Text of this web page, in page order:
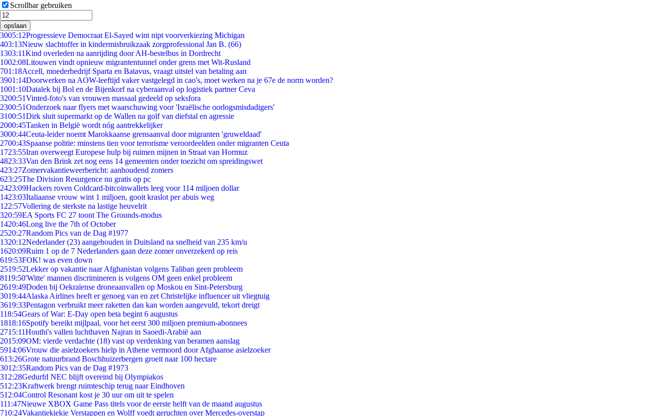
Scrollbar gebruiken
opslaan
3005:12Progressieve Democraat El-Sayed wint nipt voorverkiezing Michigan
403:13Nieuw slachtoffer in kindermisbruikzaak zorgprofessional Jan B. (66)
1303:11Kind overleden na aanrijding door AH-bestelbus in Dordrecht
1002:08Litouwen vindt opnieuw migrantentunnel onder grens met Wit-Rusland
701:18Accell, moederbedrijf Sparta en Batavus, vraagt uitstel van betaling aan
3901:14Doorwerken na AOW-leeftijd vaker vastgelegd in cao's, moet werken na je 67e de norm worden?
1001:10Datalek bij Bol en de Bijenkorf na cyberaanval op logistiek partner Ceva
3200:51Vinted-foto's van vrouwen massaal gedeeld op seksfora
2300:51Onderzoek naar flyers met waarschuwing voor 'Israëlische oorlogsmisdadigers'
3100:51Dirk sluit supermarkt op de Wallen na golf van diefstal en agressie
2000:45Tanken in België wordt nóg aantrekkelijker
3000:44Ceuta-leider noemt Marokkaanse grensaanval door migranten 'gruweldaad'
2700:43Spaanse politie: minstens tien voor terrorisme veroordeelden onder migranten Ceuta
1723:55Iran overweegt Europese hulp bij ruimen mijnen in Straat van Hormuz
4823:33Van den Brink zet nog eens 14 gemeenten onder toezicht om spreidingswet
423:27Zomervakantieweerbericht: aanhoudend zomers
623:25The Division Resurgence nu gratis op pc
2423:09Hackers roven Coldcard-bitcoinwallets leeg voor 114 miljoen dollar
1423:03Italiaanse vrouw wint 1 miljoen, gooit kraslot per abuis weg
1 22:57Vollering de sterkste na lastige heuvelrit
320:59EA Sports FC 27 toont The Grounds-modus
1420:46Long live the 7th of October
2520:27Random Pics van de Dag #1977
1320:12Nederlander (23) aangehouden in Duitsland na snelheid van 235 km/u
1620:09Ruim 1 op de 7 Nederlanders gaan deze zomer onverzekerd op reis
619:53FOK! was even down
2519:52Lekker op vakantie naar Afghanistan volgens Taliban geen probleem
8119:50'Witte' mannen discrimineren is volgens OM geen enkel probleem
2619:49Doden bij Oekraïense droneaanvallen op Moskou en Sint-Petersburg
3019:44Alaska Airlines heeft er genoeg van en zet Christelijke influencer uit vliegtuig
3619:33Pentagon verbruikt meer raketten dan kan worden aangevuld, tekort dreigt
118:54Gears of War: E-Day open beta begint 6 augustus
1818:16Spotify bereikt mijlpaal, voor het eerst 300 miljoen premium-abonnees
2715:11Houthi's vallen luchthaven Najran in Saoedi-Arabië aan
2015:09OM: vierde verdachte (18) vast op verdenking van beramen aanslag
5914:06Vrouw die asielzoekers hielp in Athene vermoord door Afghaanse asielzoeker
613:26Grote natuurbrand Boschhuizerbergen groeit naar 100 hectare
3012:35Random Pics van de Dag #1973
312:28Gedurfd NEC blijft overeind bij Olympiakos
512:23Kraftwerk brengt ruimteschip terug naar Eindhoven
512:04Control Resonant kost je 30 uur om uit te spelen
111:47Nieuwe XBOX Game Pass titels voor de eerste helft van de maand augustus
710:24Vakantiekiekje Verstappen en Wolff voedt geruchten over Mercedes-overstap